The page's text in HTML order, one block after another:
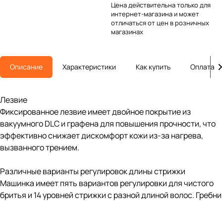
Цена действительна только для
интернет-магазина и может
отличаться от цен в розничных
магазинах
Описание Характеристики Как купить Оплата
Лезвие
Фиксированное лезвие имеет двойное покрытие из
вакуумного DLC и графена для повышения прочности, что
эффективно снижает дискомфорт кожи из-за нагрева,
вызванного трением.
Различные варианты регулировок длины стрижки
Машинка имеет пять вариантов регулировки для чистого
бритья и 14 уровней стрижки с разной длиной волос. Гребни